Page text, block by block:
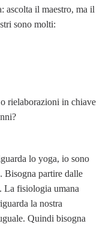
ascolta il maestro, ma il
sono molti:
rielaborazioni in chiave
lo yoga, io sono
Bisogna partire dalle
La fisiologia umana
la nostra
Quindi bisogna